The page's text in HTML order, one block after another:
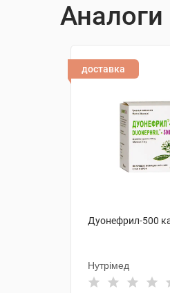
Аналоги
доставка
Дуонефрил-500
Нутрімед